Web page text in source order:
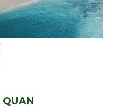
QUAN